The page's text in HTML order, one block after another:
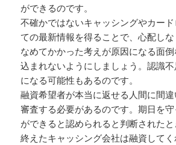
ができるのです。
不確かではないキャッシングやカー
ての最新情報を得ることで、心配しな
なめてかかった考えが原因になる面
込まれないようにしましょう。認識
になる可能性もあるのです。
融資希望者が本当に返せる人間に間
審査する必要があるのです。期日を
ができると認められると判断された
終えたキャッシング会社は融資してく